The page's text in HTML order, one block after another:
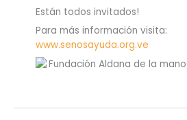
Están todos invitados!
Para más información visita:
www.senosayuda.org.ve